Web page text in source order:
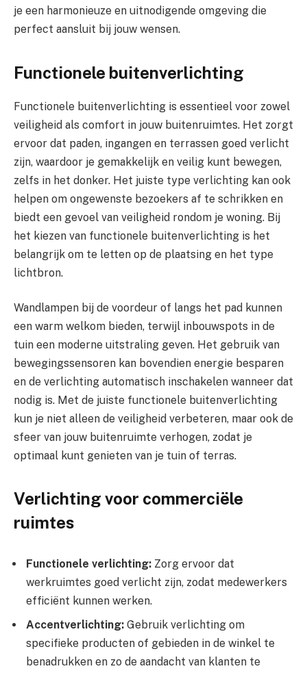
je een harmonieuze en uitnodigende omgeving die
perfect aansluit bij jouw wensen.
Functionele buitenverlichting
Functionele buitenverlichting is essentieel voor zowel
veiligheid als comfort in jouw buitenruimtes. Het zorgt
ervoor dat paden, ingangen en terrassen goed verlicht
zijn, waardoor je gemakkelijk en veilig kunt bewegen,
zelfs in het donker. Het juiste type verlichting kan ook
helpen om ongewenste bezoekers af te schrikken en
biedt een gevoel van veiligheid rondom je woning. Bij
het kiezen van functionele buitenverlichting is het
belangrijk om te letten op de plaatsing en het type
lichtbron.
Wandlampen bij de voordeur of langs het pad kunnen
een warm welkom bieden, terwijl inbouwspots in de
tuin een moderne uitstraling geven. Het gebruik van
bewegingssensoren kan bovendien energie besparen
en de verlichting automatisch inschakelen wanneer dat
nodig is. Met de juiste functionele buitenverlichting
kun je niet alleen de veiligheid verbeteren, maar ook de
sfeer van jouw buitenruimte verhogen, zodat je
optimaal kunt genieten van je tuin of terras.
Verlichting voor commerciële
ruimtes
Functionele verlichting: Zorg ervoor dat
werkruimtes goed verlicht zijn, zodat medewerkers
efficiënt kunnen werken.
Accentverlichting: Gebruik verlichting om
specifieke producten of gebieden in de winkel te
benadrukken en zo de aandacht van klanten te